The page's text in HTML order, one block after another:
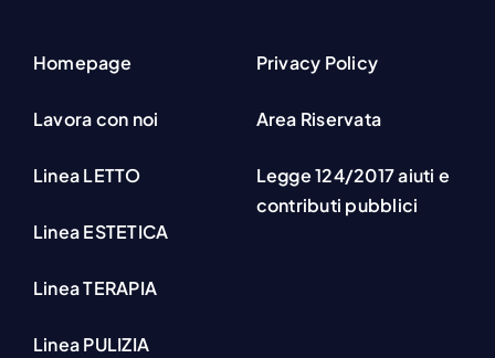
Homepage
Lavora con noi
Linea LETTO
Linea ESTETICA
Linea TERAPIA
Linea PULIZIA
Privacy Policy
Area Riservata
Legge 124/2017 aiuti e
contributi pubblici